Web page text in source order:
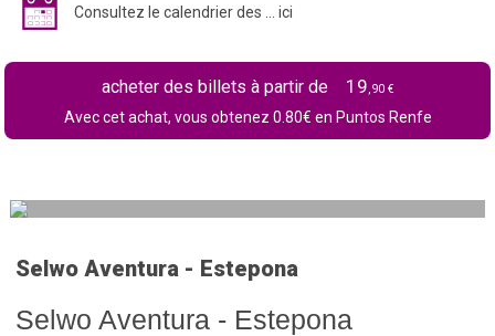
Consultez le calendrier des ... ici
acheter des billets à partir de 19 ,90 €
Avec cet achat, vous obtenez 0.80€ en Puntos Renfe
Selwo Aventura - Estepona
Selwo Aventura - Estepona